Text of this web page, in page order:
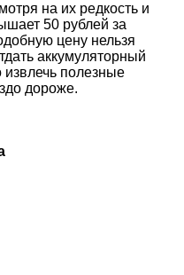
на их редкость и
50 рублей за
цену нельзя
аккумуляторный
полезные
дороже.